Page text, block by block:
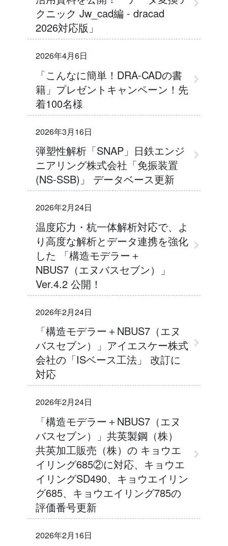
クニック Jw_cad編 - dracad
2026対応版」
2026年4月6日
「こんなに簡単！DRA-CADの書
籍」プレゼントキャンペーン！先
着100名様
2026年3月16日
弾塑性解析「SNAP」日鉄エンジ
ニアリング株式会社「免振装置
(NS-SSB)」 データベース更新
2026年2月24日
温度応力・杭一体解析対応で、よ
り高度な解析とデータ連携を強化
した 「構造モデラー＋
NBUS7（エヌバスセブン）」
Ver.4.2 公開！
2026年2月24日
「構造モデラー＋NBUS7（エヌ
バスセブン）」アイエスケー株式
会社の「ISベース工法」 改訂に
対応
2026年2月24日
「構造モデラー＋NBUS7（エヌ
バスセブン）」共英製鋼（株）
共英加工販売（株）の キョウエ
イリング685②に対応、キョウエ
イリングSD490、キョウエイリン
グ685、キョウエイリング785の
評価番号更新
2026年2月16日